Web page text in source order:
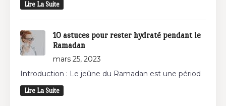
Lire La Suite
10 astuces pour rester hydraté pendant le
Ramadan
mars 25, 2023
Introduction : Le jeûne du Ramadan est une périod
Lire La Suite